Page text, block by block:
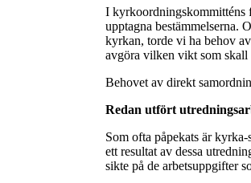
I kyrkoordningskommitténs
upptagna bestämmelserna.
kyrkan, torde vi ha behov
avgöra vilken vikt som skall
Behovet av direkt
Redan utfört
Som ofta påpekats är
ett resultat av dessa
sikte på de arbetsuppgifter